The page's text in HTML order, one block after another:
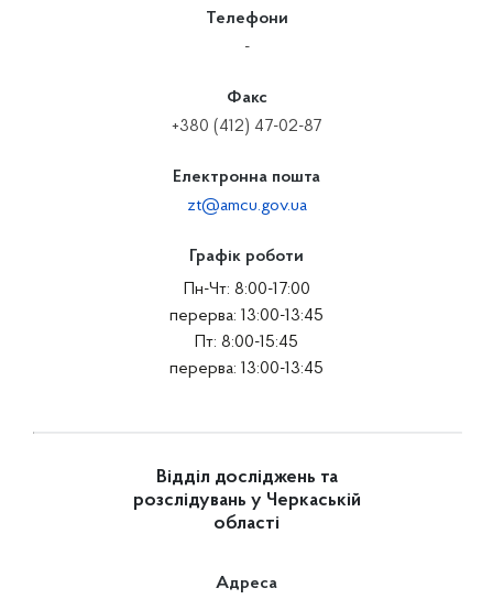
Телефони
-
Факс
+380 (412) 47-02-87
Електронна пошта
zt@amcu.gov.ua
Графік роботи
Пн-Чт: 8:00-17:00
перерва: 13:00-13:45
Пт: 8:00-15:45
перерва: 13:00-13:45
Відділ досліджень та
розслідувань у Черкаській
області
Адреса